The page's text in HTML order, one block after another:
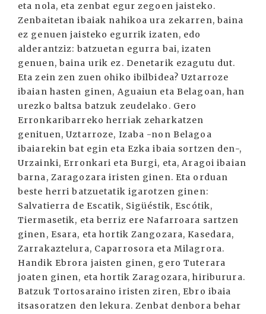
eta nola, eta zenbat egur zegoen jaisteko.
Zenbaitetan ibaiak nahikoa ura zekarren, baina
ez genuen jaisteko egurrik izaten, edo
alderantziz: batzuetan egurra bai, izaten
genuen, baina urik ez. Denetarik ezagutu dut.
Eta zein zen zuen ohiko ibilbidea? Uztarroze
ibaian hasten ginen, Aguaiun eta Belagoan, han
urezko baltsa batzuk zeudelako. Gero
Erronkaribarreko herriak zeharkatzen
genituen, Uztarroze, Izaba -non Belagoa
ibaiarekin bat egin eta Ezka ibaia sortzen den-,
Urzainki, Erronkari eta Burgi, eta, Aragoi ibaian
barna, Zaragozara iristen ginen. Eta orduan
beste herri batzuetatik igarotzen ginen:
Salvatierra de Escatik, Sigüéstik, Escótik,
Tiermasetik, eta berriz ere Nafarroara sartzen
ginen, Esara, eta hortik Zangozara, Kasedara,
Zarrakaztelura, Caparrosora eta Milagrora.
Handik Ebrora jaisten ginen, gero Tuterara
joaten ginen, eta hortik Zaragozara, hiriburura.
Batzuk Tortosaraino iristen ziren, Ebro ibaia
itsasoratzen den lekura. Zenbat denbora behar